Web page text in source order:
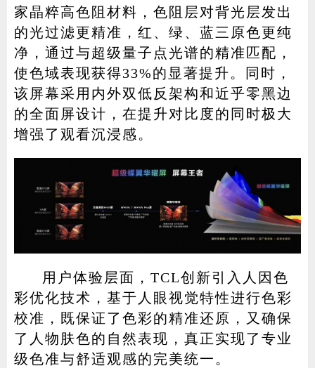
家晶粹高色阻材料，色阻层对背光层发出
的光过滤更精准，红、绿、蓝三原色更纯
净，通过与超级量子点光谱的精准匹配，
使色域表现获得33%的显著提升。同时，
该屏幕采用内外双低反架构和近乎零黑边
的全面屏设计，在提升对比度的同时极大
增强了观看沉浸感。
用户体验层面，TCL创新引入人因色
彩优化技术，基于人眼视觉特性进行色彩
校准，既保证了色彩的精准还原，又确保
了人物肤色的自然表现，真正实现了专业
级色准与舒适观感的完美统一。